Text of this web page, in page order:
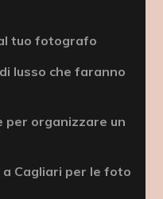
tuo fotografo
lusso che faranno
per organizzare un
Cagliari per le foto